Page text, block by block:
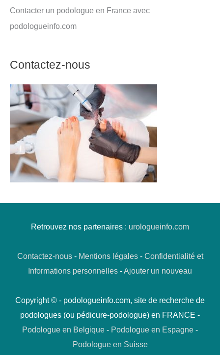
Contacter un podologue en France avec
podologueinfo.com
Contactez-nous
Retrouvez nos partenaires : urologueinfo.com
Contactez-nous- Mentions légales- Confidentialité et
Informations personnelles -Ajouter un nouveau
Copyright © - podologueinfo.com, site de recherche de
podologues (ou pédicure-podologue) en FRANCE -
Podologue en Belgique - Podologue en Espagne -
Podologue en Suisse